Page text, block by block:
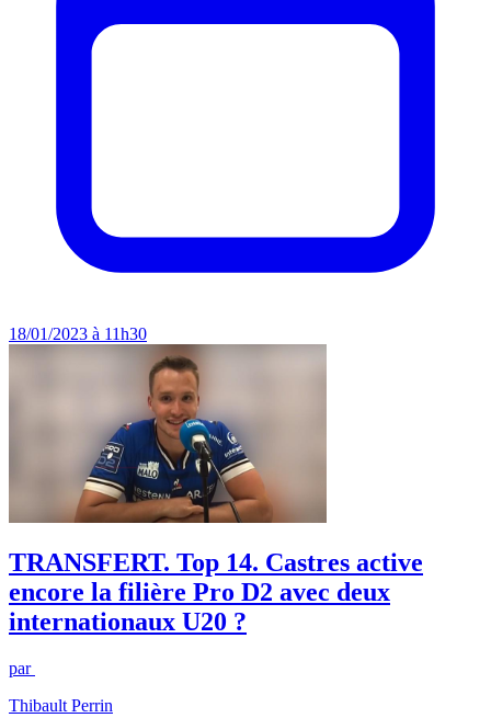
18/01/2023 à 11h30
TRANSFERT. Top 14. Castres active
encore la filière Pro D2 avec deux
internationaux U20 ?
par
Thibault Perrin